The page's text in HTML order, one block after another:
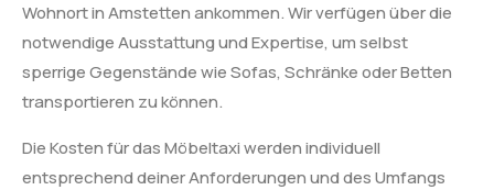
Wohnort in Amstetten ankommen. Wir verfügen über die
notwendige Ausstattung und Expertise, um selbst
sperrige Gegenstände wie Sofas, Schränke oder Betten
transportieren zu können.
Die Kosten für das Möbeltaxi werden individuell
entsprechend deiner Anforderungen und des Umfangs